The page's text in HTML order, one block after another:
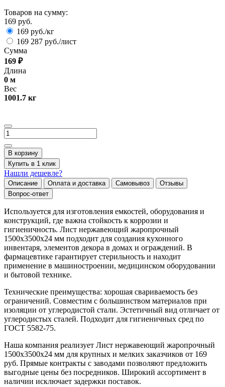
Товаров на сумму:
169 руб.
169 руб./кг
169 287 руб./лист
Сумма
169 ₽
Длина
0 м
Вес
1001.7 кг
В корзину
Купить в 1 клик
Нашли дешевле?
Описание Оплата и доставка Самовывоз
Отзывы
Вопрос-ответ
Используется для изготовления емкостей, оборудования и
конструкций, где важна стойкость к коррозии и
гигиеничность. Лист нержавеющий жаропрочный
1500х3500х24 мм подходит для создания кухонного
инвентаря, элементов декора в домах и ограждений. В
фармацевтике гарантирует стерильность и находит
применение в машиностроении, медицинском оборудовании
и бытовой технике.
Технические преимущества: хорошая свариваемость без
ограничений. Совместим с большинством материалов при
изоляции от углеродистой стали. Эстетичный вид отличает от
углеродистых сталей. Подходит для гигиеничных сред по
ГОСТ 5582-75.
Наша компания реализует Лист нержавеющий жаропрочный
1500х3500х24 мм для крупных и мелких заказчиков от 169
руб. Прямые контракты с заводами позволяют предложить
выгодные цены без посредников. Широкий ассортимент в
наличии исключает задержки поставок.